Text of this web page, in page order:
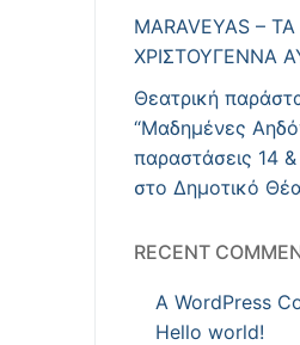
MARAVEYAS – ΤΑ
ΧΡΙΣΤΟΥΓΕΝΝΑ
Θεατρική
“Μαδημένες
παραστάσεις 14
στο Δημοτικό
RECENT
A WordPress
Hello world!